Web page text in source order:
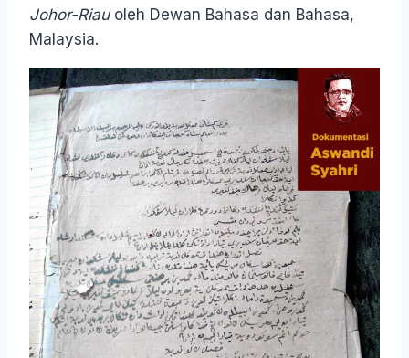
Johor-Riauoleh Dewan Bahasa dan Bahasa,
Malaysia.